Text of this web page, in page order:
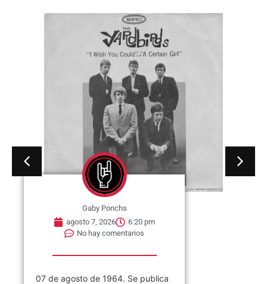
Gaby Ponchs
agosto 7, 2026
6:20 pm
No hay comentarios
07 de agosto de 1964. Se publica